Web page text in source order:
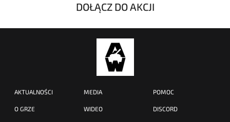
DOŁĄCZ DO AKCJI
AKTUALNOŚCI
O GRZE
MEDIA
WIDEO
POMOC
DISCORD